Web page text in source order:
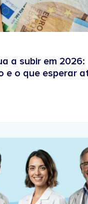
a subir em 2026:
e o que esperar